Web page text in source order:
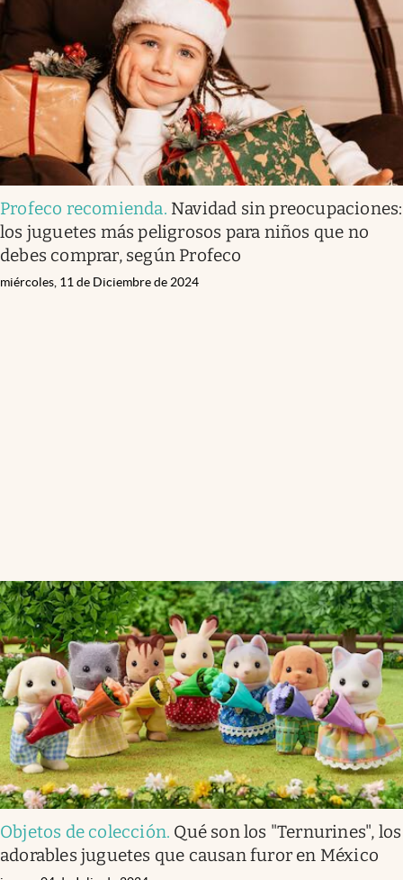
Profeco recomienda. Navidad sin preocupaciones:
los juguetes más peligrosos para niños que no
debes comprar, según Profeco
miércoles, 11 de Diciembre de 2024
Objetos de colección. Qué son los "Ternurines", los
adorables juguetes que causan furor en México